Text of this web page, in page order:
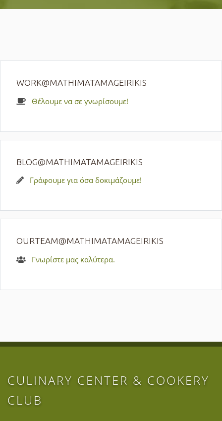
WORK@MATHIMATAMAGEIRIKIS
Θέλουμε να σε γνωρίσουμε!
BLOG@MATHIMATAMAGEIRIKIS
Γράφουμε για όσα δοκιμάζουμε!
OURTEAM@MATHIMATAMAGEIRIKIS
Γνωρίστε μας καλύτερα.
CULINARY CENTER & COOKERY
CLUB